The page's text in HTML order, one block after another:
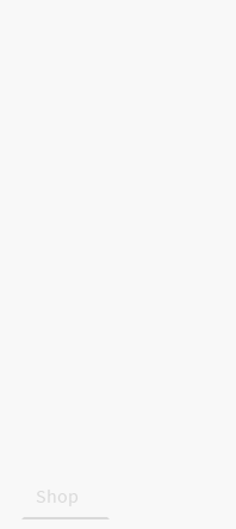
Shop